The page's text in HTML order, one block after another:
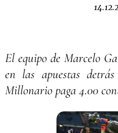
El equipo de Marcelo
en las apuestas
Millonario paga 4.00